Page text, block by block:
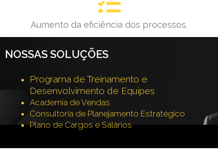
Aumento da eficiência dos processos.
NOSSAS SOLUÇÕES
Programa de Treinamento e
Desenvolvimento de Equipes
Academia de Vendas
Consultoria de Planejamento Estratégico
Plano de Cargos e Salários